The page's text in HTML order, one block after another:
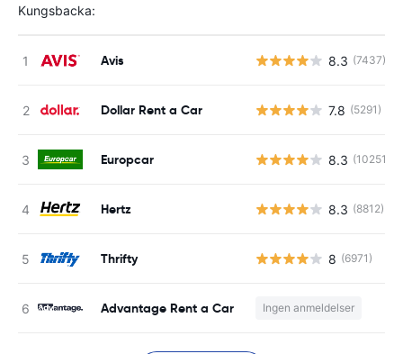
Kungsbacka:
Avis 8.3 (7437)
Dollar Rent a Car 7.8 (5291)
Europcar 8.3 (10251)
Hertz 8.3 (8812)
Thrifty 8 (6971)
Advantage Rent a Car Ingen anmeldelser